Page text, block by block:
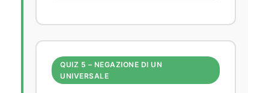
QUIZ 5 – NEGAZIONE DI UN
UNIVERSALE